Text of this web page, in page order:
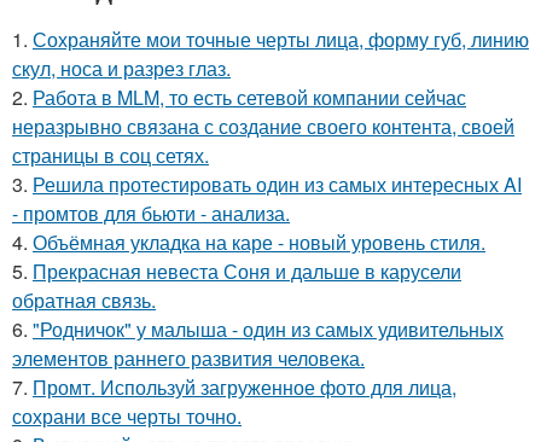
1. Сохраняйте мои точные черты лица, форму губ, линию
скул, носа и разрез глаз.
2. Работа в MLM, то есть сетевой компании сейчас
неразрывно связана с создание своего контента, своей
страницы в соц сетях.
3. Решила протестировать один из самых интересных AI
- промтов для бьюти - анализа.
4. Объёмная укладка на каре - новый уровень стиля.
5. Прекрасная невеста Соня и дальше в карусели
обратная связь.
6. "Родничок" у малыша - один из самых удивительных
элементов раннего развития человека.
7. Промт. Используй загруженное фото для лица,
сохрани все черты точно.